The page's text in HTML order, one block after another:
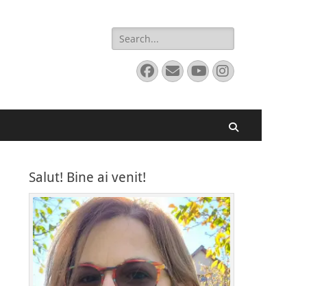
Search
for:
Facebook
EmailYouTube
Instagram
Salut! Bine ai venit!